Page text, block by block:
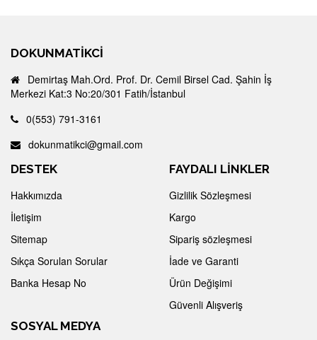
DOKUNMATIKCI
Demirtaş Mah.Ord. Prof. Dr. Cemil Birsel Cad. Şahin İş
Merkezi Kat:3 No:20/301 Fatih/İstanbul
0(553) 791-3161
dokunmatikci@gmail.com
DESTEK
Hakkımızda
İletişim
Sitemap
Sıkça Sorulan Sorular
Banka Hesap No
FAYDALI LİNKLER
Gizlilik Sözleşmesi
Kargo
Sipariş sözleşmesi
İade ve Garanti
Ürün Değişimi
Güvenli Alışveriş
SOSYAL MEDYA